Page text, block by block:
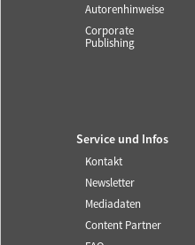
Autorenhinweise
Corporate
Publishing
Service und Infos
Kontakt
Newsletter
Mediadaten
Content Partner